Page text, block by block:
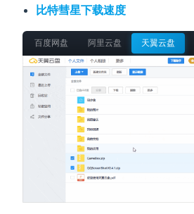
比特彗星下载速度
百度网盘 阿里云盘 天翼云盘